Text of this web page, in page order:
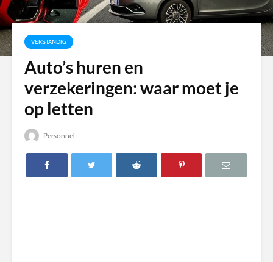
VERSTANDIG
Auto’s huren en
verzekeringen: waar moet je
op letten
Personnel